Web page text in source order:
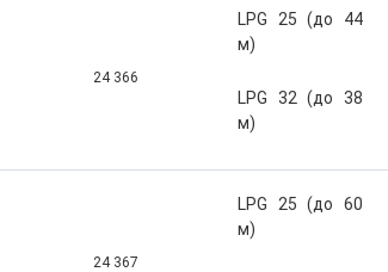
24 366
LPG 25 (до 44
м)
LPG 32 (до 38
м)
24 367
LPG 25 (до 60
м)